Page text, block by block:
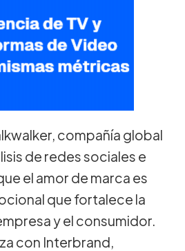
compañía global
de redes sociales e
el amor de marca es
que fortalece la
y el consumidor.
con Interbrand,